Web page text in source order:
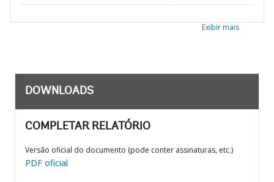
Exibir mais
DOWNLOADS
COMPLETAR RELATÓRIO
Versão oficial do documento (pode conter assinaturas, etc.)
PDF oficial